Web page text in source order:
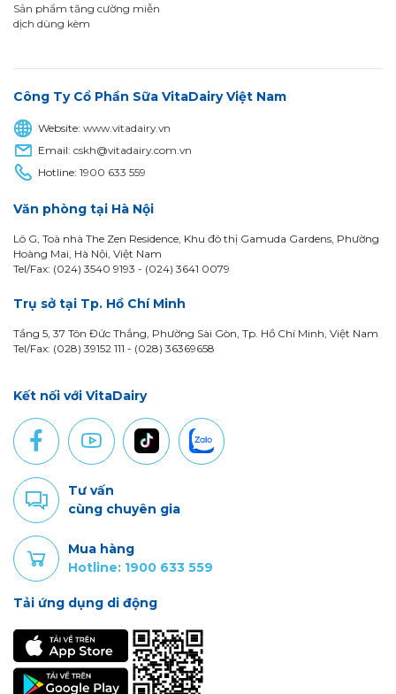
Sản phẩm tăng cường miễn
dịch dùng kèm
Công Ty Cổ Phần Sữa VitaDairy Việt Nam
Website:www.vitadairy.vn
Email:cskh@vitadairy.com.vn
Hotline:1900 633 559
Văn phòng tại Hà Nội
Lô G, Toà nhà The Zen Residence, Khu đô thị Gamuda Gardens, Phường
Hoàng Mai, Hà Nội, Việt Nam
Tel/Fax: (024) 3540 9193 - (024) 3641 0079
Trụ sở tại Tp. Hồ Chí Minh
Tầng 5, 37 Tôn Đức Thắng, Phường Sài Gòn, Tp. Hồ Chí Minh, Việt Nam
Tel/Fax: (028) 39152 111 - (028) 36369658
Kết nối với VitaDairy
Tư vấn
cùng chuyên gia
Mua hàng
Hotline: 1900 633 559
Tải ứng dụng di động